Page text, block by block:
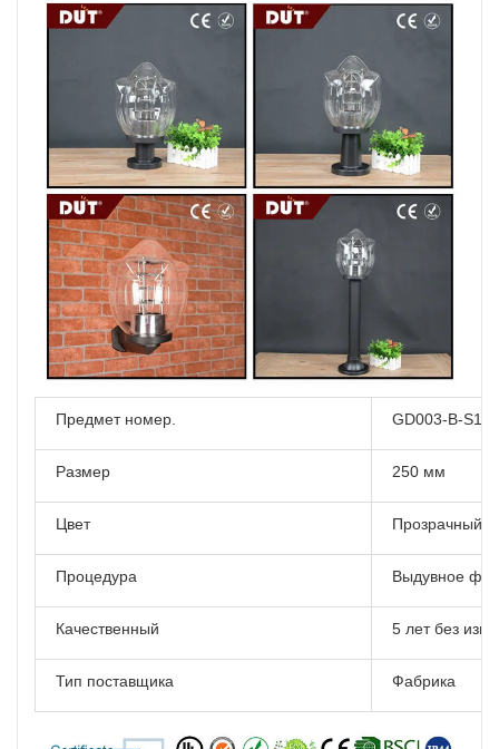
Предмет номер. GD003-B-S1
Размер 250 мм
Цвет Прозрачный
Процедура Выдувное
Качественный 5 лет без
Тип поставщика Фабрика